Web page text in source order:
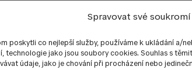
Spravovat své soukromí
poskytli co nejlepší služby, používáme k ukládání a/
technologie jako jsou soubory cookies. Souhlas s
údaje, jako je chování při procházení nebo